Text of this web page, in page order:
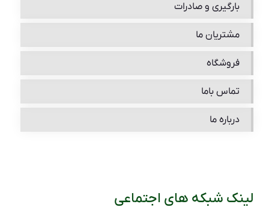
بارگیری و صادرات
مشتریان ما
فروشگاه
تماس باما
درباره ما
لینک شبکه های اجتماعی